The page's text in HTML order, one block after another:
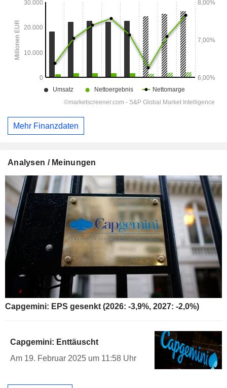
Mehr Finanzdaten
Analysen / Meinungen
Capgemini: EPS gesenkt (2026: -3,9%, 2027: -2,0%)
Capgemini: Enttäuscht
Am 19. Februar 2025 um 11:58 Uhr